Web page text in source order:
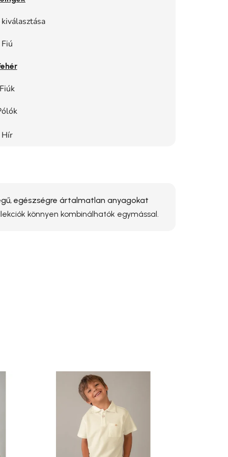
Fiú
Fiúk
Hír
egészségre ártalmatlan anyagokat
könnyen kombinálhatók egymással.